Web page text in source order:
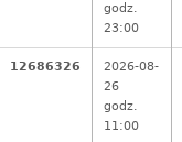
godz.
23:00
12686326
2026-08-
26
godz.
11:00